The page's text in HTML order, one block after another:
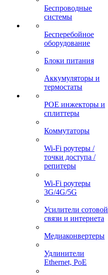
Беспроводные
системы
Бесперебойное
оборудование
Блоки питания
Аккумуляторы и
термостаты
POE инжекторы и
сплиттеры
Коммутаторы
Wi-Fi роутеры /
точки доступа /
репитеры
Wi-Fi роутеры
3G/4G/5G
Усилители сотовой
связи и интернета
Медиаконвертеры
Удлинители
Ethernet, PoE